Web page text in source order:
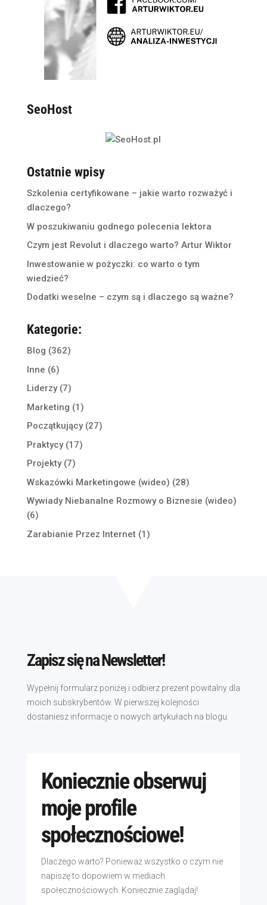
SeoHost
Ostatnie wpisy
Szkolenia certyfikowane – jakie warto rozważyć i
dlaczego?
W poszukiwaniu godnego polecenia lektora
Czym jest Revolut i dlaczego warto? Artur Wiktor
Inwestowanie w pożyczki: co warto o tym
wiedzieć?
Dodatki weselne – czym są i dlaczego są ważne?
Kategorie:
Blog (362)
Inne (6)
Liderzy(7)
Marketing (1)
Początkujący(27)
Praktycy(17)
Projekty(7)
Wskazówki Marketingowe (wideo) (28)
Wywiady Niebanalne Rozmowy o Biznesie (wideo)
(6)
Zarabianie Przez Internet(1)
Zapisz się na Newsletter!
Wypełnij formularz poniżej i odbierz prezent powitalny dla
moich subskrybentów. W pierwszej kolejności
dostaniesz informacje o nowych artykułach na blogu.
Koniecznie obserwuj
moje profile
społecznościowe!
Dlaczego warto? Ponieważ wszystko o czym nie
napiszę to dopowiem w mediach
społecznościowych. Koniecznie zaglądaj!